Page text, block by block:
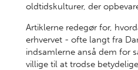
oldtidskulturer, der
Artiklerne redegør for,
erhvervet - ofte langt fra
indsamlerne anså dem for
villige til at trodse